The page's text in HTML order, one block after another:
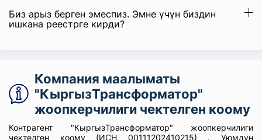
Биз арыз берген эмеспиз. Эмне үчүн биздин
ишкана реестрге кирди?
Компания маалыматы
"КыргызТрансформатор"
жоопкерчилиги чектелген коому
Контрагент "КыргызТрансформатор" жоопкерчилиги
чектелген коому (ИСН 00111202410215) . Уюмдун